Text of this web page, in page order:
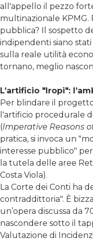
all'appello il pezzo
multinazionale
pubblica? Il sospetto
indipendenti siano
sulla reale utilità
tornano, meglio
L’artificio "Iropi":
Per blindare il
l'artificio procedurale
(Imperative Reasons
pratica, si invoca un
interesse pubblico"
la tutela delle aree
Costa Viola).
La Corte dei Conti ha
contraddittoria". È
un’opera discussa da
nascondere sotto il
Valutazione di